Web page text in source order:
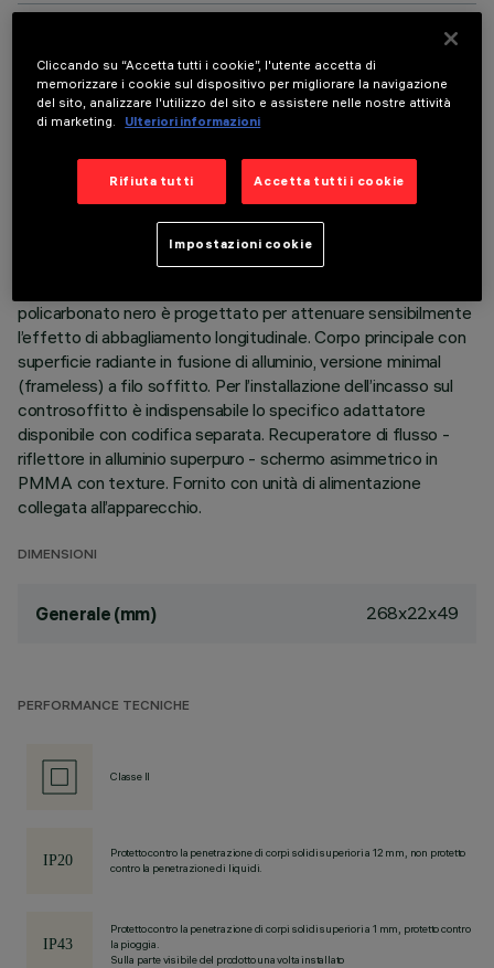
DATI TECNICI
ULTIMO AGGIORNAMENTO: 06/08/2026
Apparecchio miniaturizzato lineare ad incasso per sorgenti
la tecnologia brevettata del sistema ottico garantisce
un’emissione omogenea ed efficace sulla parete, evitando
policarbonato nero è progettato per attenuare sensibilmente
l’effetto di abbagliamento longitudinale. Corpo principale con
superficie radiante in fusione di alluminio, versione minimal
(frameless) a filo soffitto. Per l’installazione dell’incasso sul
controsoffitto è indispensabile lo specifico adattatore
disponibile con codifica separata. Recuperatore di flusso -
riflettore in alluminio superpuro - schermo asimmetrico in
PMMA con texture. Fornito con unità di alimentazione
collegata all’apparecchio.
DIMENSIONI
Generale (mm) 268x22x49
PERFORMANCE TECNICHE
Classe II
Protetto contro la penetrazione di corpi solidi superiori a 12 mm, non protetto
contro la penetrazione di liquidi.
Protetto contro la penetrazione di corpi solidi superiori a 1 mm, protetto contro
la pioggia.
Sulla parte visibile del prodotto una volta installato
Cliccando su “Accetta tutti i cookie”, l'utente accetta di
memorizzare i cookie sul dispositivo per migliorare la navigazione
del sito, analizzare l'utilizzo del sito e assistere nelle nostre attività
di marketing.
Ulteriori informazioni
Rifiuta tutti Accetta tutti i cookie
Impostazioni cookie